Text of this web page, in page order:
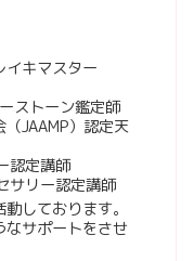
イキマスター
ストーン鑑定師
JAAMP）認定天
認定講師
サリー認定講師
しております。
サポートをさせ